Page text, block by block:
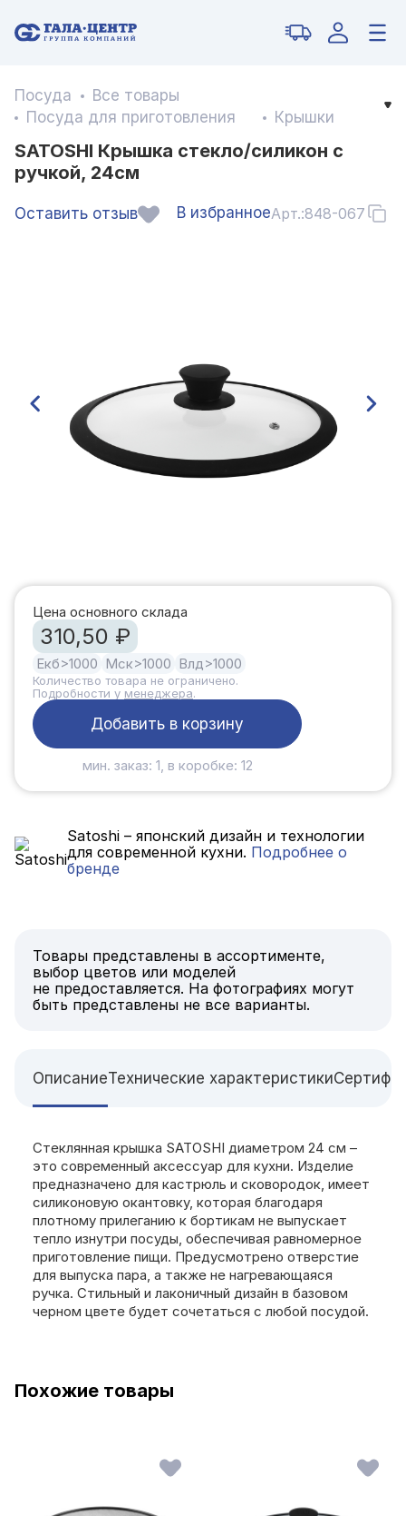
Посуда
Все товары
Посуда для приготовления
Крышки
SATOSHI Крышка стекло/силикон с
ручкой, 24см
Оставить отзыв В избранноеАрт.:848-067
Цена основного склада
310,50 ₽
Екб>1000 Мск>1000 Влд >1000
Количество товара не ограничено.
Подробности у менеджера.
Добавить в корзину
мин. заказ: 1, в коробке: 12
Satoshi – японский дизайн и технологии
для современной кухни. Подробнее о
бренде
Товары представлены в ассортименте,
выбор цветов или моделей
не предоставляется. На фотографиях могут
быть представлены не все варианты.
ОписаниеТехнические характеристики
Стеклянная крышка SATOSHI диаметром 24 см –
это современный аксессуар для кухни. Изделие
предназначено для кастрюль и сковородок, имеет
силиконовую окантовку, которая благодаря
плотному прилеганию к бортикам не выпускает
тепло изнутри посуды, обеспечивая равномерное
приготовление пищи. Предусмотрено отверстие
для выпуска пара, а также не нагревающаяся
ручка. Стильный и лаконичный дизайн в базовом
черном цвете будет сочетаться с любой посудой.
Похожие товары